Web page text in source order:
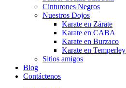
Cinturones Negros
Nuestros Dojos
Karate en Zárate
Karate en CABA
Karate en Burzaco
Karate en Temperley
Sitios amigos
Blog
Contáctenos